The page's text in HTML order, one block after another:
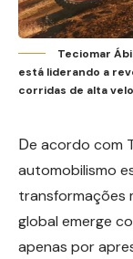
Teciomar
está liderando a
corridas de alta
De acordo com
automobilismo
transformações
global emerge
apenas por